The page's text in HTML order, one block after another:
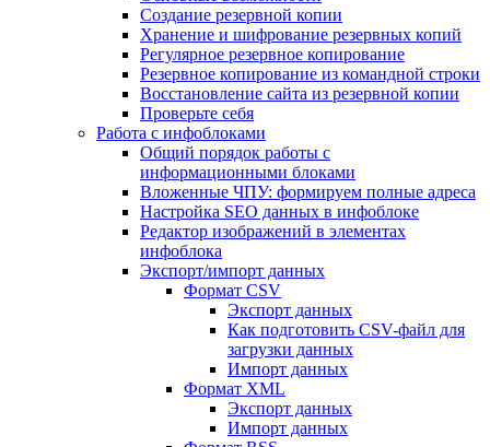
Создание резервной копии
Хранение и шифрование резервных копий
Регулярное резервное копирование
Резервное копирование из командной строки
Восстановление сайта из резервной копии
Проверьте себя
Работа с инфоблоками
Общий порядок работы с
информационными блоками
Вложенные ЧПУ: формируем полные адреса
Настройка SEO данных в инфоблоке
Редактор изображений в элементах
инфоблока
Экспорт/импорт данных
Формат CSV
Экспорт данных
Как подготовить CSV-файл для
загрузки данных
Импорт данных
Формат XML
Экспорт данных
Импорт данных